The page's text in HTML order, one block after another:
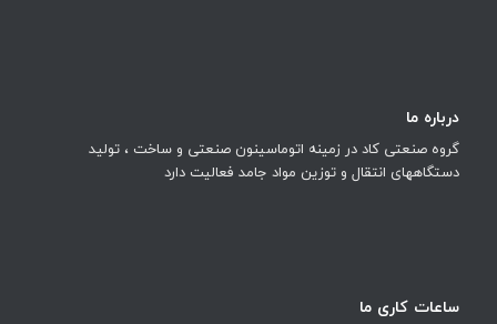
درباره ما
گروه صنعتی کاد در زمینه اتوماسینون صنعتی و ساخت ، تولید
دستگاههای انتقال و توزین مواد جامد فعالیت دارد
ساعات کاری ما